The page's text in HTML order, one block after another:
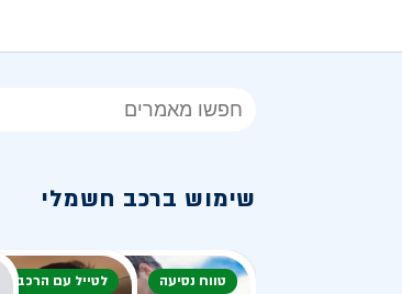
הכל
חשמלי
שימוש ברכב חשמלי
טווח נסיעה לטייל עם הרכב